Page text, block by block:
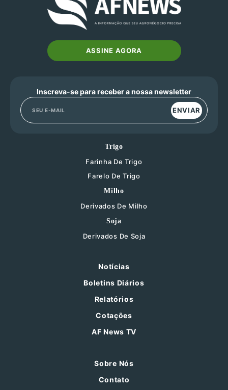
ASSINE AGORA
Inscreva-se para receber a nossa newsletter
ENVIAR
Trigo
Farinha De Trigo
Farelo De Trigo
Milho
Derivados De Milho
Soja
Derivados De Soja
Notícias
Boletins Diários
Relatórios
Cotações
AF News TV
Sobre Nós
Contato